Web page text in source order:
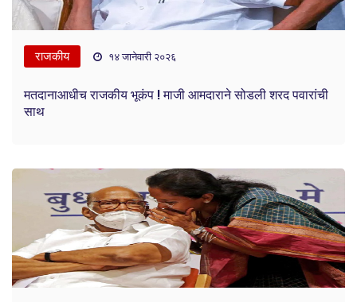
राजकीय १४ जानेवारी २०२६
मतदानाआधीच राजकीय भूकंप ! माजी आमदाराने सोडली शरद पवारांची
साथ